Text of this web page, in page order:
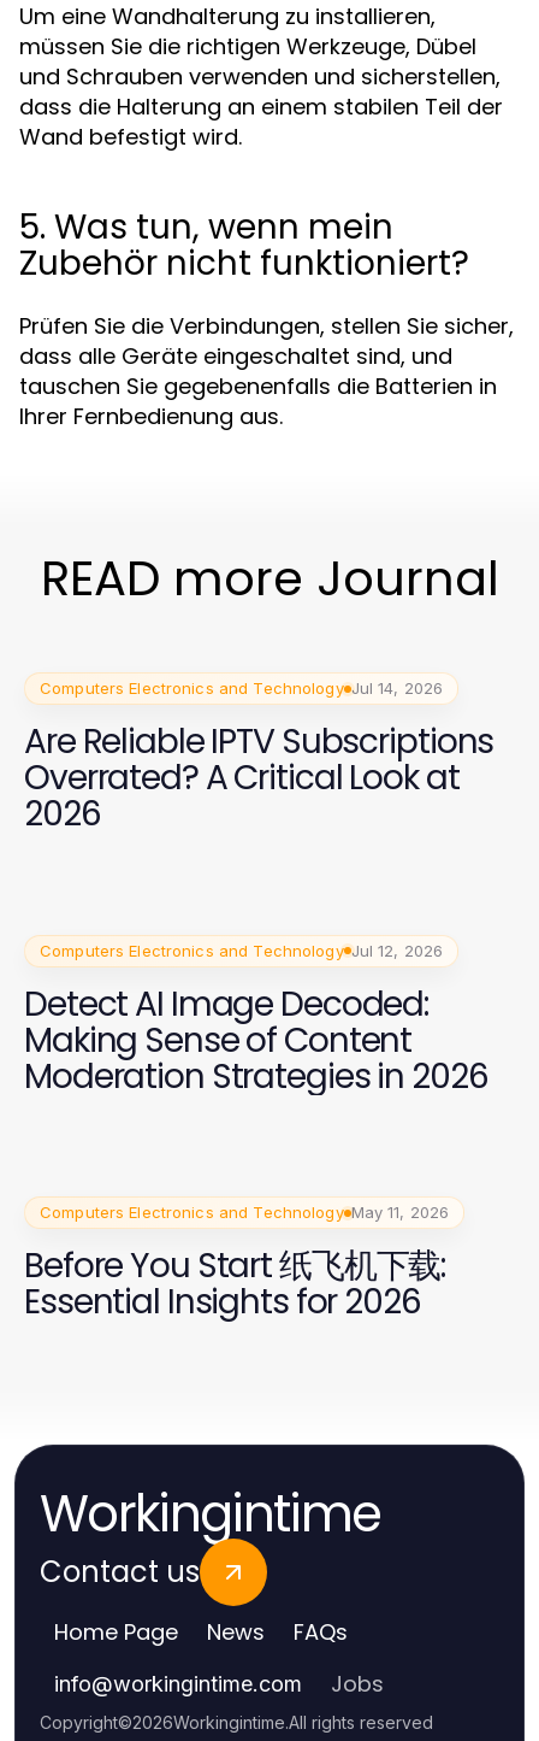
Um eine Wandhalterung zu installieren,
müssen Sie die richtigen Werkzeuge, Dübel
und Schrauben verwenden und sicherstellen,
dass die Halterung an einem stabilen Teil der
Wand befestigt wird.
5. Was tun, wenn mein
Zubehör nicht funktioniert?
Prüfen Sie die Verbindungen, stellen Sie sicher,
dass alle Geräte eingeschaltet sind, und
tauschen Sie gegebenenfalls die Batterien in
Ihrer Fernbedienung aus.
READ more Journal
Computers Electronics and Technology Jul 14, 2026
Are Reliable IPTV Subscriptions
Overrated? A Critical Look at
2026
Computers Electronics and Technology Jul 12, 2026
Detect AI Image Decoded:
Making Sense of Content
Moderation Strategies in 2026
Computers Electronics and Technology May 11, 2026
Before You Start 纸飞机下载:
Essential Insights for 2026
Workingintime
Contact us
Home Page News FAQs
info@workingintime.com Jobs
Copyright©2026Workingintime.All rights reserved